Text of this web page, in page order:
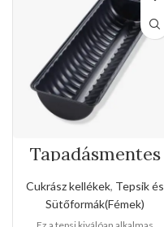
Tapadásmentes
őzgerinc
forma(Kis méret)
Cukrász kellékek, Tepsik és
Sütőformák(Fémek)